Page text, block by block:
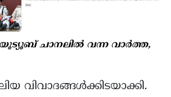
യൂട്യൂബ് ചാനലിൽ വന്ന വാർത്ത,
വിവാദങ്ങൾക്കിടയാക്കി.